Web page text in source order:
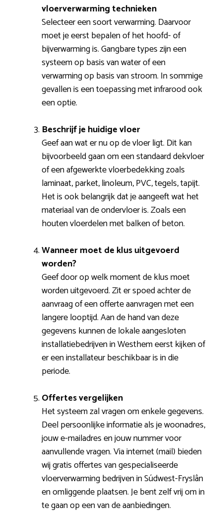
vloerverwarming technieken
Selecteer een soort verwarming. Daarvoor
moet je eerst bepalen of het hoofd- of
bijverwarming is. Gangbare types zijn een
systeem op basis van water of een
verwarming op basis van stroom. In sommige
gevallen is een toepassing met infrarood ook
een optie.
Beschrijf je huidige vloer
Geef aan wat er nu op de vloer ligt. Dit kan
bijvoorbeeld gaan om een standaard dekvloer
of een afgewerkte vloerbedekking zoals
laminaat, parket, linoleum, PVC, tegels, tapijt.
Het is ook belangrijk dat je aangeeft wat het
materiaal van de ondervloer is. Zoals een
houten vloerdelen met balken of beton.
Wanneer moet de klus uitgevoerd
worden?
Geef door op welk moment de klus moet
worden uitgevoerd. Zit er spoed achter de
aanvraag of een offerte aanvragen met een
langere looptijd. Aan de hand van deze
gegevens kunnen de lokale aangesloten
installatiebedrijven in Westhem eerst kijken of
er een installateur beschikbaar is in die
periode.
Offertes vergelijken
Het systeem zal vragen om enkele gegevens.
Deel persoonlijke informatie als je woonadres,
jouw e-mailadres en jouw nummer voor
aanvullende vragen. Via internet (mail) bieden
wij gratis offertes van gespecialiseerde
vloerverwarming bedrijven in Súdwest-Fryslân
en omliggende plaatsen. Je bent zelf vrij om in
te gaan op een van de aanbiedingen.